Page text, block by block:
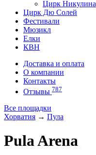
Цирк Никулина
Цирк Дю Солей
Фестивали
Мюзикл
Елки
КВН
Доставка и оплата
О компании
Контакты
Отзывы 787
Все площадки
Хорватия → Пула
Pula Arena